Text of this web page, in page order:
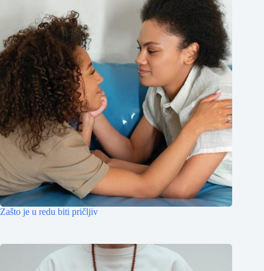
Zašto je u redu biti pričljiv